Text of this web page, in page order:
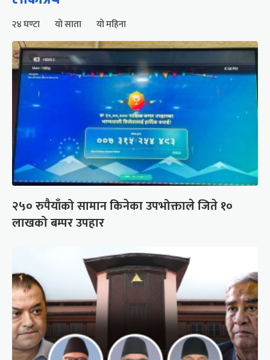
२४ घण्टा यो साता यो महिना
२५० रुपैयाँको सामान किनेका उपभोक्ताले जिते १०
लाखको बम्पर उपहार